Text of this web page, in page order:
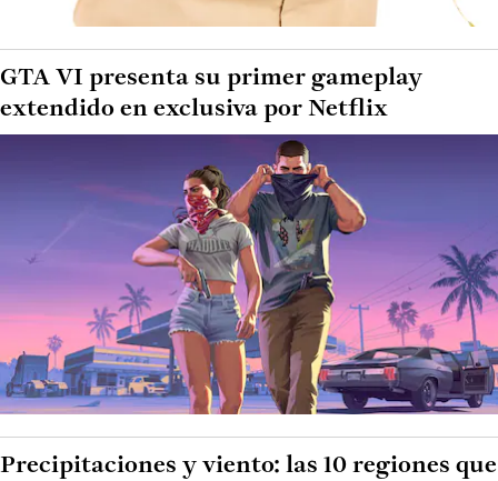
GTA VI presenta su primer gameplay
extendido en exclusiva por Netflix
Precipitaciones y viento: las 10 regiones que